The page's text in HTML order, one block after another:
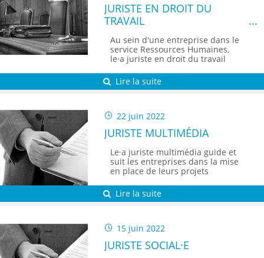
JURISTE EN DROIT DU
TRAVAIL
Au sein d'une entreprise dans le
service Ressources Humaines,
le·a juriste en droit du travail
de vérification et de consultation
en matière de législation du
Lire la suite
22 juin 2022
JURISTE MULTIMÉDIA
Le·a juriste multimédia guide et
suit les entreprises dans la mise
en place de leurs projets
est là pour donner les repères
juridiques essentiels et assurer
Lire la suite
15 juin 2022
JURISTE SOCIAL·E